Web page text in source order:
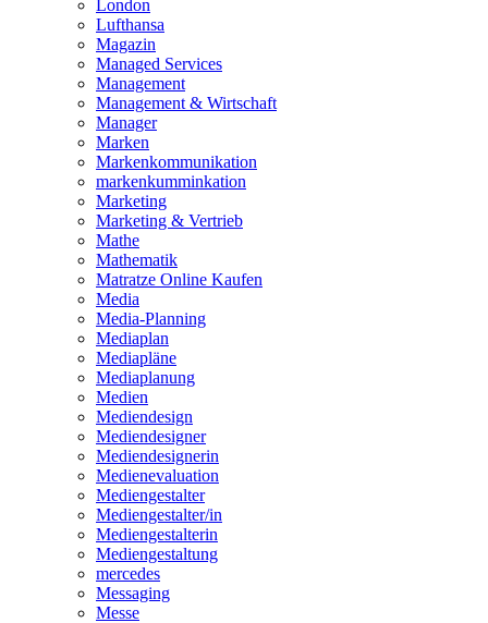
London
Lufthansa
Magazin
Managed Services
Management
Management & Wirtschaft
Manager
Marken
Markenkommunikation
markenkumminkation
Marketing
Marketing & Vertrieb
Mathe
Mathematik
Matratze Online Kaufen
Media
Media-Planning
Mediaplan
Mediapläne
Mediaplanung
Medien
Mediendesign
Mediendesigner
Mediendesignerin
Medienevaluation
Mediengestalter
Mediengestalter/in
Mediengestalterin
Mediengestaltung
mercedes
Messaging
Messe